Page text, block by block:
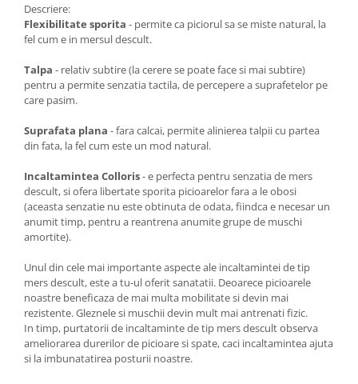
Descriere:
Flexibilitate sporita - permite ca piciorul sa se miste natural, la
fel cum e in mersul descult.
Talpa - relativ subtire (la cerere se poate face si mai subtire)
pentru a permite senzatia tactila, de percepere a suprafetelor pe
care pasim.
Suprafata plana - fara calcai, permite alinierea talpii cu partea
din fata, la fel cum este un mod natural.
Incaltamintea Colloris- e perfecta pentru senzatia de mers
descult, si ofera libertate sporita picioarelor fara a le obosi
(aceasta senzatie nu este obtinuta de odata, fiindca e necesar un
anumit timp, pentru a reantrena anumite grupe de muschi
amortite).
Unul din cele mai importante aspecte ale incaltamintei de tip
mers descult, este a tu-ul oferit sanatatii. Deoarece picioarele
noastre beneficaza de mai multa mobilitate si devin mai
rezistente. Gleznele si muschii devin mult mai antrenati fizic.
In timp, purtatorii de incaltaminte de tip mers descult observa
ameliorarea durerilor de picioare si spate, caci incaltamintea ajuta
si la imbunatatirea posturii noastre.